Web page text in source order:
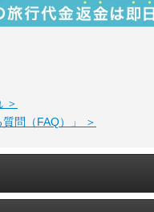
＞
問（FAQ）」 ＞